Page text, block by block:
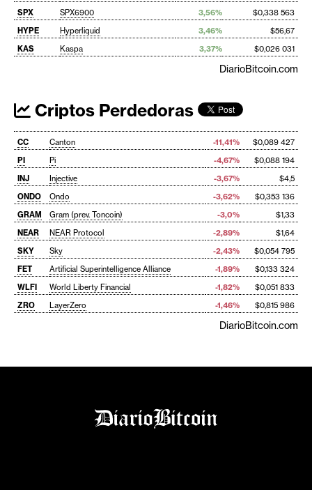
SPX
SPX6900 3,56%
$0,338 563
HYPE
Hyperliquid 3,46%
$56,67
KAS
Kaspa 3,37% $0,026 031
DiarioBitcoin.com
Criptos Perdedoras
CC Canton -11,41%
$0,089 427
PI
Pi -4,67%
$0,088 194
INJ
Injective -3,67%
$4,5
ONDO
Ondo -3,62%
$0,353 136
GRAM
Gram (prev. Toncoin) -3,0%
$1,33
NEAR
NEAR Protocol -2,89%
$1,64
SKY
Sky -2,43%
$0,054 795
FET
Artificial Superintelligence Alliance -1,89%
$0,133 324
WLFI
World Liberty Financial -1,82%
$0,051 833
ZRO
LayerZero -1,46% $0,815 986
DiarioBitcoin.com